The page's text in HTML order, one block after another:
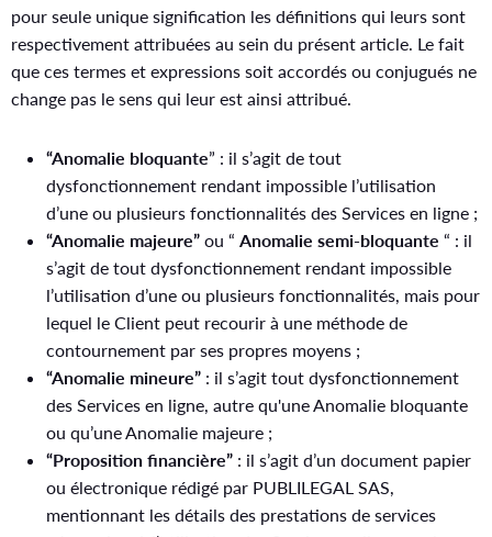
pour seule unique signification les définitions qui leurs sont
respectivement attribuées au sein du présent article. Le fait
que ces termes et expressions soit accordés ou conjugués ne
change pas le sens qui leur est ainsi attribué.
“Anomalie bloquante” : il s’agit de tout
dysfonctionnement rendant impossible l’utilisation
d’une ou plusieurs fonctionnalités des Services en ligne ;
“Anomalie majeure” ou “ Anomalie semi-bloquante “ : il
s’agit de tout dysfonctionnement rendant impossible
l’utilisation d’une ou plusieurs fonctionnalités, mais pour
lequel le Client peut recourir à une méthode de
contournement par ses propres moyens ;
“Anomalie mineure” : il s’agit tout dysfonctionnement
des Services en ligne, autre qu'une Anomalie bloquante
ou qu’une Anomalie majeure ;
“Proposition financière” : il s’agit d’un document papier
ou électronique rédigé par PUBLILEGAL SAS,
mentionnant les détails des prestations de services